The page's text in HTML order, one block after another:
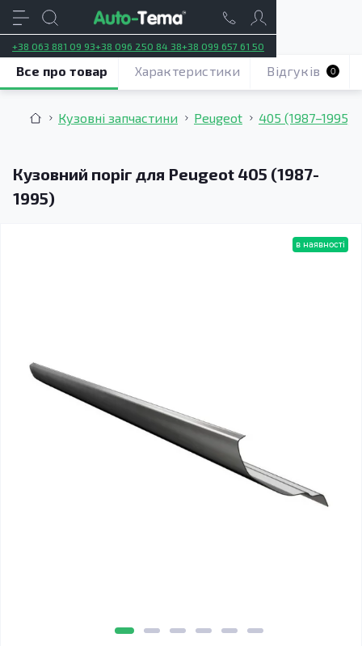
+38 063 881 09 93+38 096 250 84 38+38 099 657 61 50
Кузовні запчастини Peugeot 405 (1987–1995)
Кузовний поріг для Peugeot 405 (1987-
1995)
Все про товар Характеристики Відгуків 0
в наявності